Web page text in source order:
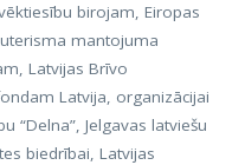
birojam, Eiropas
mantojuma
Latvijas Brīvo
Latvija, organizācijai
“Delna”, Jelgavas latviešu
biedrībai, Latvijas